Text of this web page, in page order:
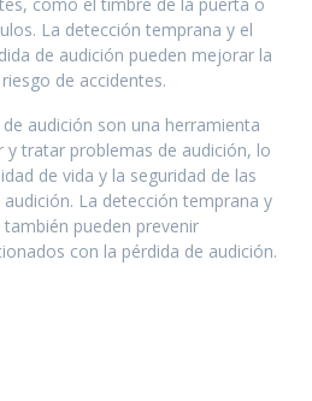
La detección temprana y el
de audición pueden mejorar la
de accidentes.
audición son una herramienta
tratar problemas de audición, lo
de vida y la seguridad de las
La detección temprana y
pueden prevenir
con la pérdida de audición.